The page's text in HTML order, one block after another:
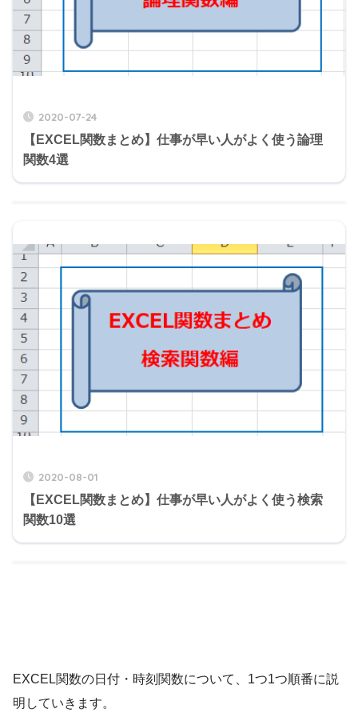
2020-07-24
【EXCEL関数まとめ】仕事が早い人がよく使う論理
関数4選
2020-08-01
【EXCEL関数まとめ】仕事が早い人がよく使う検索
関数10選
EXCEL関数の日付・時刻関数について、1つ1つ順番に説
明していきます。